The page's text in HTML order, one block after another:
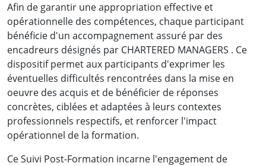
Afin de garantir une appropriation effective et
opérationnelle des compétences, chaque participant
bénéficie d'un accompagnement assuré par des
encadreurs désignés par CHARTERED MANAGERS . Ce
dispositif permet aux participants d'exprimer les
éventuelles difficultés rencontrées dans la mise en
oeuvre des acquis et de bénéficier de réponses
concrètes, ciblées et adaptées à leurs contextes
professionnels respectifs, et renforcer l'impact
opérationnel de la formation.
Ce Suivi Post-Formation incarne l'engagement de
Voir la vidéo